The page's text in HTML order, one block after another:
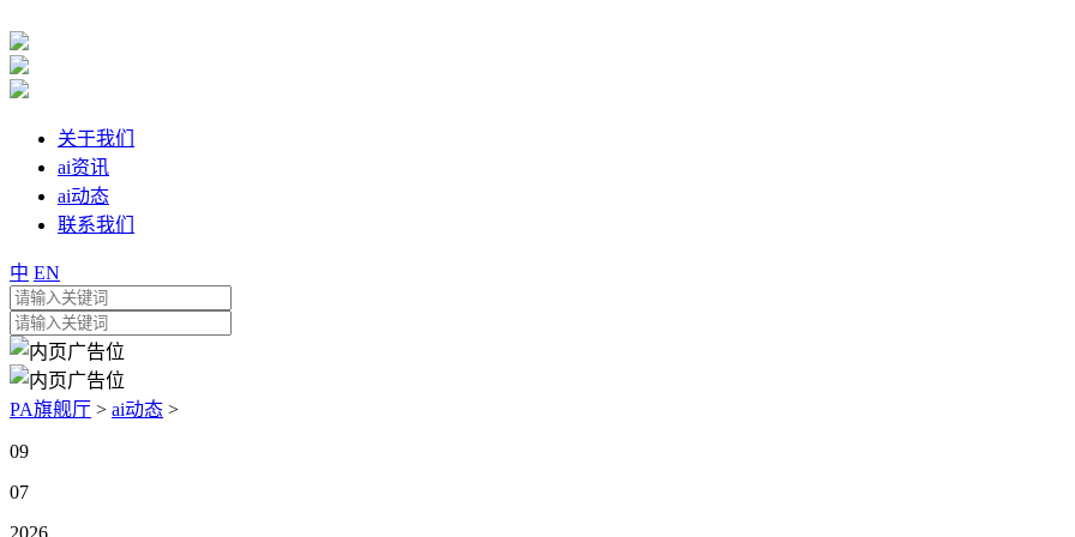
关于我们
ai资讯
ai动态
联系我们
中 EN
PA旗舰厅 > ai动态 >
09
07
2026